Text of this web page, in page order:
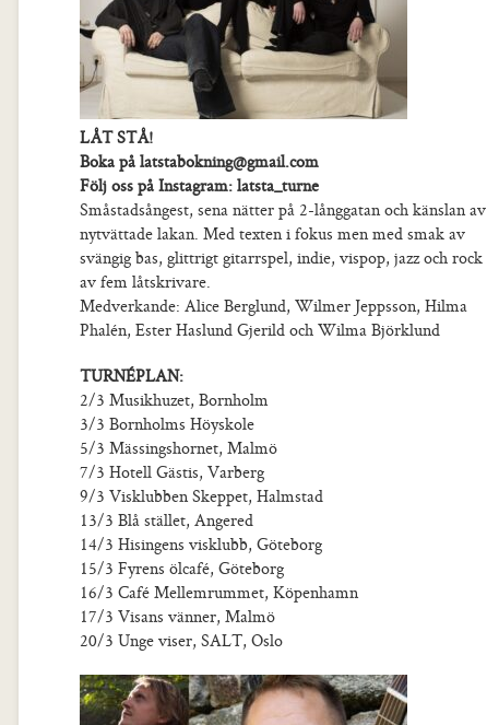
LÅT STÅ!
Boka på latstabokning@gmail.com
Följ oss på Instagram: latsta_turne
Småstadsångest, sena nätter på 2-långgatan och känslan av
nytvättade lakan. Med texten i fokus men med smak av
svängig bas, glittrigt gitarrspel, indie, vispop, jazz och rock
av fem låtskrivare.
Medverkande: Alice Berglund, Wilmer Jeppsson, Hilma
Phalén, Ester Haslund Gjerild och Wilma Björklund
TURNÉPLAN:
2/3 Musikhuzet, Bornholm
3/3 Bornholms Höyskole
5/3 Mässingshornet, Malmö
7/3 Hotell Gästis, Varberg
9/3 Visklubben Skeppet, Halmstad
13/3 Blå stället, Angered
14/3 Hisingens visklubb, Göteborg
15/3 Fyrens ölcafé, Göteborg
16/3 Café Mellemrummet, Köpenhamn
17/3 Visans vänner, Malmö
20/3 Unge viser, SALT, Oslo